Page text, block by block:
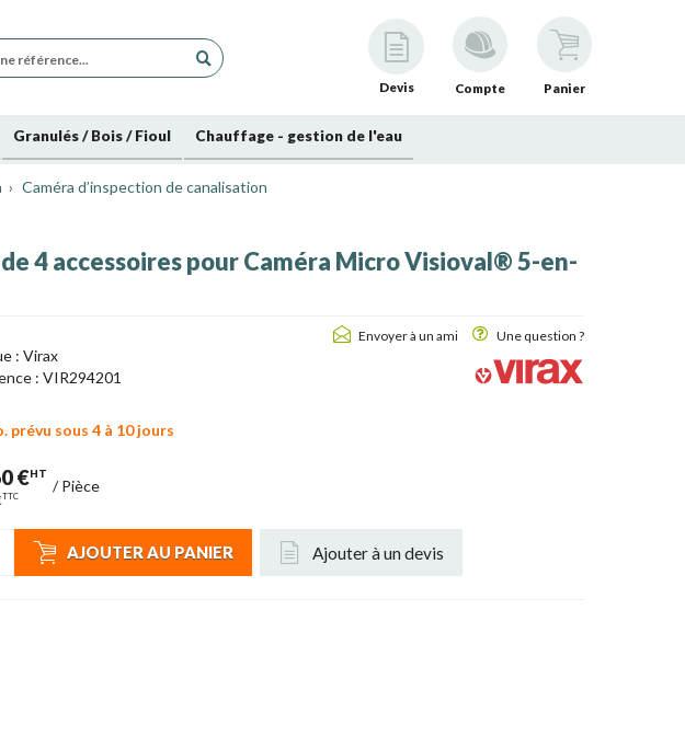
Devis Compte Panier
Granulés / Bois / Fioul Chauffage - gestion de l'eau
Caméra d’inspection de canalisation
4 accessoires pour Caméra Micro Visioval® 5-en-
Envoyer à un ami Une question ?
: Virax
: VIR294201
prévu sous 4 à 10 jours
€HT
TTC
/Pièce
AJOUTER AU PANIER Ajouter à un devis